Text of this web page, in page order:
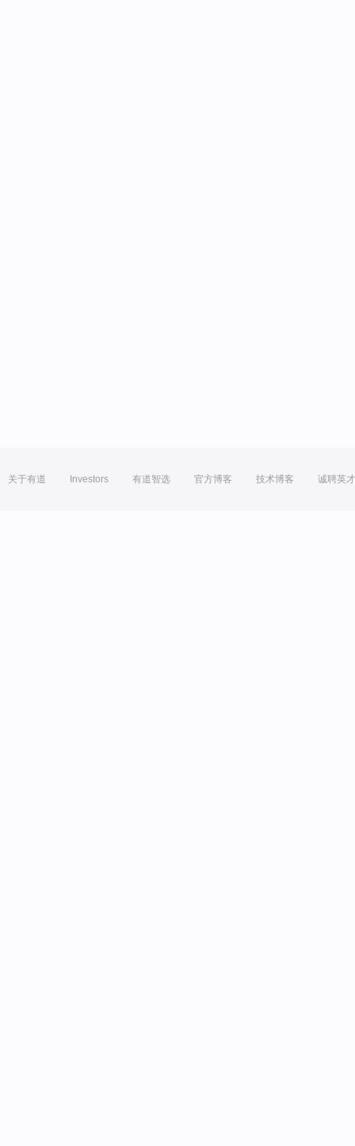
关于有道 Investors 有道智选 官方博客 技术博客 诚聘英才